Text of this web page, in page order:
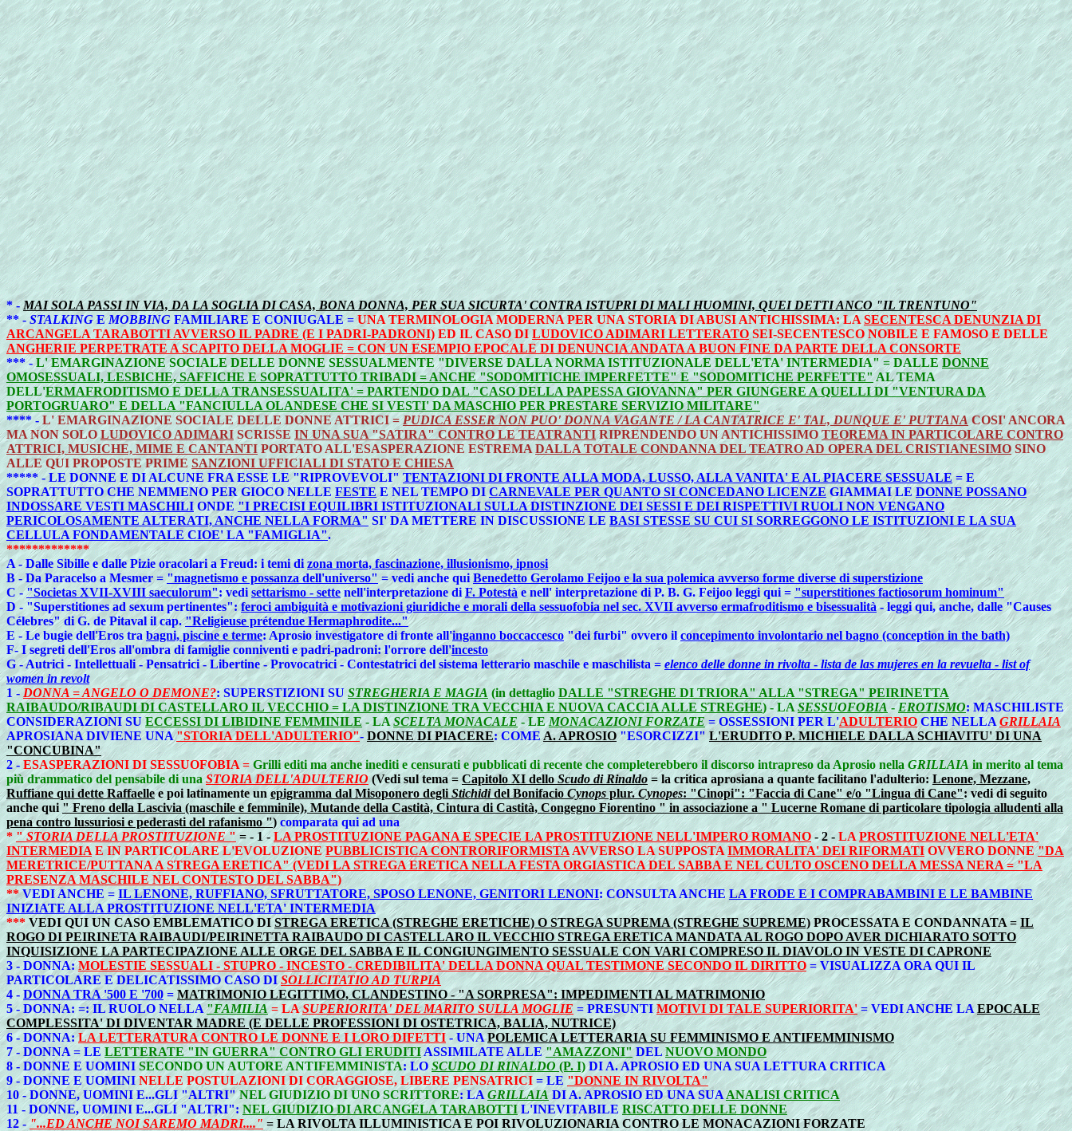
* -MAI SOLA PASSI IN VIA, DA LA SOGLIA DI CASA, BONA DONNA, PER SUA SICURTA' CONTRA ISTUPRI DI MALI HUOMINI, QUEI DETTI ANCO "IL TRENTUNO"
** -STALKINGEMOBBING FAMILIARE E CONIUGALE =UNA TERMINOLOGIA MODERNA PER UNA STORIA DI ABUSI ANTICHISSIMA: LA SECENTESCA DENUNZIA DI
ARCANGELA TARABOTTI AVVERSO IL PADRE (E I PADRI-PADRONI) ED IL CASO DI LUDOVICO ADIMARI LETTERATOSEI-SECENTESCO NOBILE E FAMOSO E DELLE
ANGHERIE PERPETRATE A SCAPITO DELLA MOGLIE = CON UN ESEMPIO EPOCALE DI DENUNCIA ANDATA A BUON FINE DA PARTE DELLA CONSORTE
*** -L' EMARGINAZIONE SOCIALE DELLE DONNE SESSUALMENTE "DIVERSE DALLA NORMA ISTITUZIONALE DELL'ETA' INTERMEDIA" = DALLEDONNE
OMOSESSUALI, LESBICHE, SAFFICHE E SOPRATTUTTO TRIBADI = ANCHE "SODOMITICHE IMPERFETTE" E "SODOMITICHE PERFETTE"AL TEMA
DELL'ERMAFRODITISMO E DELLA TRANSESSUALITA' = PARTENDO DAL "CASO DELLA PAPESSA GIOVANNA" PER GIUNGERE A QUELLI DI "VENTURA DA
PORTOGRUARO" E DELLA "FANCIULLA OLANDESE CHE SI VESTI' DA MASCHIO PER PRESTARE SERVIZIO MILITARE"
**** -L' EMARGINAZIONE SOCIALE DELLE DONNE ATTRICI =PUDICA ESSER NON PUO' DONNA VAGANTE / LA CANTATRICE E' TAL, DUNQUE E' PUTTANACOSI' ANCORA
MA NON SOLOLUDOVICO ADIMARISCRISSE IN UNA SUA "SATIRA" CONTRO LE TEATRANTIRIPRENDENDO UN ANTICHISSIMOTEOREMA IN PARTICOLARE CONTRO
ATTRICI, MUSICHE, MIME E CANTANTI PORTATO ALL'ESASPERAZIONE ESTREMA DALLA TOTALE CONDANNA DEL TEATRO AD OPERA DEL CRISTIANESIMO SINO
ALLE QUI PROPOSTE PRIME SANZIONI UFFICIALI DI STATO E CHIESA
***** - LE DONNE E DI ALCUNE FRA ESSE LE "RIPROVEVOLI" TENTAZIONI DI FRONTE ALLA MODA, LUSSO, ALLA VANITA' E AL PIACERE SESSUALE = E
SOPRATTUTTO CHE NEMMENO PER GIOCO NELLE FESTEE NEL TEMPO DICARNEVALE PER QUANTO SI CONCEDANO LICENZEGIAMMAI LEDONNE POSSANO
INDOSSARE VESTI MASCHILIONDE "I PRECISI EQUILIBRI ISTITUZIONALI SULLA DISTINZIONE DEI SESSI E DEI RISPETTIVI RUOLI NON VENGANO
PERICOLOSAMENTE ALTERATI, ANCHE NELLA FORMA" SI' DA METTERE IN DISCUSSIONE LE BASI STESSE SU CUI SI SORREGGONO LE ISTITUZIONI E LA SUA
CELLULA FONDAMENTALE CIOE' LA "FAMIGLIA".
*************
A - Dalle Sibille e dalle Pizie oracolari a Freud: i temi di zona morta, fascinazione, illusionismo, ipnosi
B - Da Paracelso a Mesmer ="magnetismo e possanza dell'universo" = vedi anche qui Benedetto Gerolamo Feijoo e la sua polemica avverso forme diverse di superstizione
C -"Societas XVII-XVIII saeculorum": vedi settarismo - settenell'interpretazione diF. Potestàe nell' interpretazione di P. B. G. Feijoo leggi qui ="superstitiones factiosorum hominum"
D - "Superstitiones ad sexum pertinentes":feroci ambiguità e motivazioni giuridiche e morali della sessuofobia nel sec. XVII avverso ermafroditismo e bisessualità- leggi qui, anche, dalle "Causes
Célebres" di G. de Pitaval il cap."Religieuse prétendue Hermaphrodite..."
E - Le bugie dell'Eros tra bagni, piscine e terme: Aprosio investigatore di fronte all'inganno boccaccesco"dei furbi" ovvero ilconcepimento involontario nel bagno (conception in the bath)
F- I segreti dell'Eros all'ombra di famiglie conniventi e padri-padroni: l'orrore dell'incesto
G - Autrici - Intellettuali - Pensatrici - Libertine - Provocatrici - Contestatrici del sistema letterario maschile e maschilista =elenco delle donne in rivolta-lista de las mujeres en la revuelta-list of
women in revolt
1 - DONNA = ANGELO O DEMONE?: SUPERSTIZIONI SU STREGHERIA E MAGIA (in dettaglio DALLE "STREGHE DI TRIORA" ALLA "STREGA" PEIRINETTA
RAIBAUDO/RIBAUDI DI CASTELLARO IL VECCHIO = LA DISTINZIONE TRA VECCHIA E NUOVA CACCIA ALLE STREGHE) - LA SESSUOFOBIA -EROTISMO: MASCHILISTE
CONSIDERAZIONI SUECCESSI DI LIBIDINE FEMMINILE- LASCELTA MONACALE - LEMONACAZIONI FORZATE = OSSESSIONI PER L'ADULTERIOCHE NELLA GRILLAIA
APROSIANA DIVIENE UNA"STORIA DELL'ADULTERIO"- DONNE DI PIACERE: COMEA. APROSIO"ESORCIZZI"L'ERUDITO P. MICHIELE DALLA SCHIAVITU' DI UNA
"CONCUBINA"
2 - ESASPERAZIONI DI SESSUOFOBIA =Grilli editi ma anche inediti e censurati e pubblicati di recente che completerebbero il discorso intrapreso da Aprosio nella GRILLAIAin merito al tema
più drammatico del pensabile di unaSTORIA DELL'ADULTERIO (Vedi sul tema = Capitolo XI dello Scudo di Rinaldo= la critica aprosiana a quante facilitano l'adulterio:Lenone, Mezzane,
Ruffiane qui dette Raffaellee poi latinamente unepigramma dal Misoponero degli Stichididel BonifacioCynops plur.Cynopes: "Cinopi": "Faccia di Cane" e/o "Lingua di Cane": vedi di seguito
anche qui " Freno della Lascivia (maschile e femminile), Mutande della Castità, Cintura di Castità, Congegno Fiorentino " in associazione a " Lucerne Romane di particolare tipologia alludenti alla
pena contro lussuriosi e pederasti del rafanismo ") comparata qui ad una
* "STORIA DELLA PROSTITUZIONE" = - 1 - LA PROSTITUZIONE PAGANA E SPECIE LA PROSTITUZIONE NELL'IMPERO ROMANO - 2 -LAPROSTITUZIONE NELL'ETA'
INTERMEDIA E IN PARTICOLARE L'EVOLUZIONEPUBBLICISTICA CONTRORIFORMISTA AVVERSO LA SUPPOSTAIMMORALITA' DEI RIFORMATIOVVERO DONNE"DA
MERETRICE/PUTTANA A STREGA ERETICA" (VEDI LA STREGA ERETICA NELLA FESTA ORGIASTICA DEL SABBA E NEL CULTO OSCENO DELLA MESSA NERA = "LA
PRESENZA MASCHILE NEL CONTESTO DEL SABBA")
**VEDI ANCHE =IL LENONE, RUFFIANO, SFRUTTATORE, SPOSO LENONE, GENITORI LENONI: CONSULTA ANCHELA FRODE E I COMPRABAMBINI E LE BAMBINE
INIZIATE ALLA PROSTITUZIONE NELL'ETA' INTERMEDIA
*** VEDI QUI UN CASO EMBLEMATICO DISTREGA ERETICA (STREGHE ERETICHE) O STREGA SUPREMA (STREGHE SUPREME)PROCESSATA E CONDANNATA = IL
ROGO DI PEIRINETA RAIBAUDI/PEIRINETTA RAIBAUDO DI CASTELLARO IL VECCHIO STREGA ERETICA MANDATA AL ROGO DOPO AVER DICHIARATO SOTTO
INQUISIZIONE LA PARTECIPAZIONE ALLE ORGE DEL SABBA E IL CONGIUNGIMENTO SESSUALE CON VARI COMPRESO IL DIAVOLO IN VESTE DI CAPRONE
3 - DONNA:MOLESTIE SESSUALI - STUPRO - INCESTO - CREDIBILITA' DELLA DONNA QUAL TESTIMONE SECONDO IL DIRITTO= VISUALIZZA ORA QUI IL
PARTICOLARE E DELICATISSIMO CASO DI SOLLICITATIO AD TURPIA
4 - DONNA TRA '500 E '700= MATRIMONIO LEGITTIMO, CLANDESTINO - "A SORPRESA": IMPEDIMENTI AL MATRIMONIO
5 - DONNA: =: IL RUOLO NELLA"FAMILIA= LASUPERIORITA' DEL MARITO SULLA MOGLIE = PRESUNTIMOTIVI DI TALE SUPERIORITA'= VEDI ANCHE LAEPOCALE
COMPLESSITA' DI DIVENTAR MADRE (E DELLE PROFESSIONI DI OSTETRICA, BALIA, NUTRICE)
6 - DONNA:LA LETTERATURA CONTRO LE DONNE E I LORO DIFETTI - UNAPOLEMICA LETTERARIA SU FEMMINISMO E ANTIFEMMINISMO
7 - DONNA = LE LETTERATE "IN GUERRA" CONTRO GLI ERUDITIASSIMILATE ALLE"AMAZZONI"DELNUOVO MONDO
8 -DONNE E UOMINI SECONDO UN AUTORE ANTIFEMMINISTA: LO SCUDO DI RINALDO (P. I)DI A. APROSIO ED UNA SUA LETTURA CRITICA
9 -DONNE E UOMININELLE POSTULAZIONI DI CORAGGIOSE, LIBERE PENSATRICI = LE "DONNE IN RIVOLTA"
10 -DONNE, UOMINI E...GLI "ALTRI"NEL GIUDIZIO DI UNO SCRITTORE: LAGRILLAIADI A. APROSIO ED UNA SUAANALISI CRITICA
11 - DONNE, UOMINI E...GLI "ALTRI": NEL GIUDIZIO DI ARCANGELA TARABOTTIL'INEVITABILE RISCATTO DELLE DONNE
12 -"...ED ANCHE NOI SAREMO MADRI...." = LA RIVOLTA ILLUMINISTICA E POI RIVOLUZIONARIA CONTRO LE MONACAZIONI FORZATE